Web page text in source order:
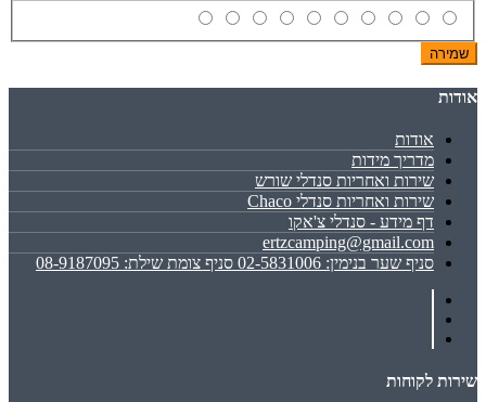
שמירה
אודות
אודות
מדריך מידות
שירות ואחריות סנדלי שורש
שירות ואחריות סנדלי Chaco
דף מידע - סנדלי צ'אקו
ertzcamping@gmail.com
סניף שער בנימין: 02-5831006 סניף צומת שילת: 08-9187095
שירות לקוחות